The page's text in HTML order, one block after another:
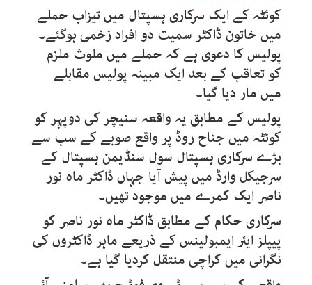
seconds
کوئٹہ کے ایک سرکاری ہسپتال میں تیزاب حملے
میں خاتون ڈاکٹر سمیت دو افراد زخمی ہوگئے۔
پولیس کا دعوی ہے کہ حملے میں ملوث ملزم
کو تعاقب کے بعد ایک مبینہ پولیس مقابلے
میں مار دیا گیا۔
پولیس کے مطابق یہ واقعہ سنیچر کی دوپہر کو
کوئٹہ میں جناح روڈ پر واقع صوبے کے سب سے
بڑے سرکاری ہسپتال سول سنڈیمن ہسپتال کے
سرجیکل وارڈ میں پیش آیا جہاں ڈاکٹر ماہ نور
ناصر ایک کمرے میں موجود تھیں۔
سرکاری حکام کے مطابق ڈاکٹر ماہ نور ناصر کو
پیپلز ایئر ایمبولینس کے ذریعے ماہر ڈاکٹروں کی
نگرانی میں کراچی منتقل کردیا گیا ہے۔